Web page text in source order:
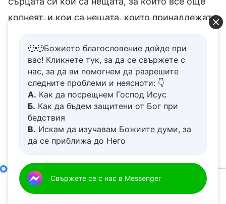
🙂🙂Божието благословение дойде при
вас! Кликнете тук, за да се свържете с
нас, за да ви помогнем да разрешите
следните проблеми и неясноти: 👇
А. Как да посрещнем Господ Исус
Б. Как да бъдем защитени от Бог при
бедствия
В. Искам да изучавам Божиите думи, за
да се приближа до Него
живот
Д.Имам молба за молитва
Свържете се с нас в Messenger Трета част